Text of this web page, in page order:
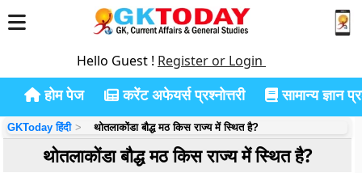
Hello Guest ! Register or Login
होम पेज करेंट अफेयर्स प्रश्नोत्तरी सामान्य ज्ञान
GKToday हिंदी थोतलाकोंडा बौद्ध मठ किस राज्य में स्थित है?
थोतलाकोंडा बौद्ध मठ किस राज्य में स्थित है?